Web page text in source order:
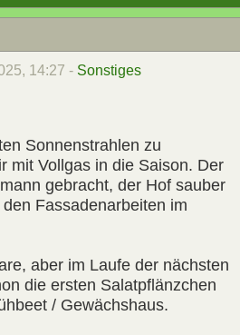
14:27 - Sonstiges
Sonnenstrahlen zu
mit Vollgas in die Saison. Der
gebracht, der Hof sauber
Fassadenarbeiten im
aber im Laufe der nächsten
die ersten Salatpflänzchen
/ Gewächshaus.